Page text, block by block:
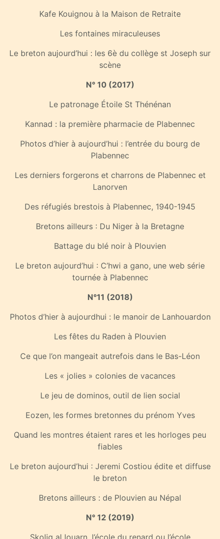
Kafe Kouignou à la Maison de Retraite
Les fontaines miraculeuses
Le breton aujourd’hui : les 6è du collège st Joseph sur
scène
N° 10 (2017)
Le patronage Étoile St Thénénan
Kannad : la première pharmacie de Plabennec
Photos d’hier à aujourd’hui : l’entrée du bourg de
Plabennec
Les derniers forgerons et charrons de Plabennec et
Lanorven
Des réfugiés brestois à Plabennec, 1940-1945
Bretons ailleurs : Du Niger à la Bretagne
Battage du blé noir à Plouvien
Le breton aujourd’hui : C’hwi a gano, une web série
tournée à Plabennec
N°11 (2018)
Photos d’hier à aujourdhui : le manoir de Lanhouardon
Les fêtes du Raden à Plouvien
Ce que l’on mangeait autrefois dans le Bas-Léon
Les « jolies » colonies de vacances
Le jeu de dominos, outil de lien social
Eozen, les formes bretonnes du prénom Yves
Quand les montres étaient rares et les horloges peu
fiables
Le breton aujourd’hui : Jeremi Costiou édite et diffuse
le breton
Bretons ailleurs : de Plouvien au Népal
N° 12 (2019)